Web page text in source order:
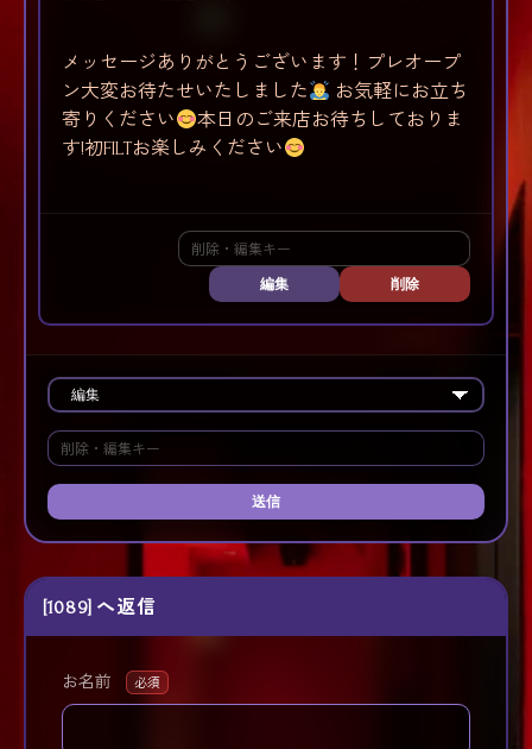
メッセージありがとうございます！プレオープ
ン大変お待たせいたしました
お気軽にお立ち
寄りください
本日のご来店お待ちしておりま
す!初FILTお楽しみください
編集 削除
送信
[1089] へ返信
お名前 必須